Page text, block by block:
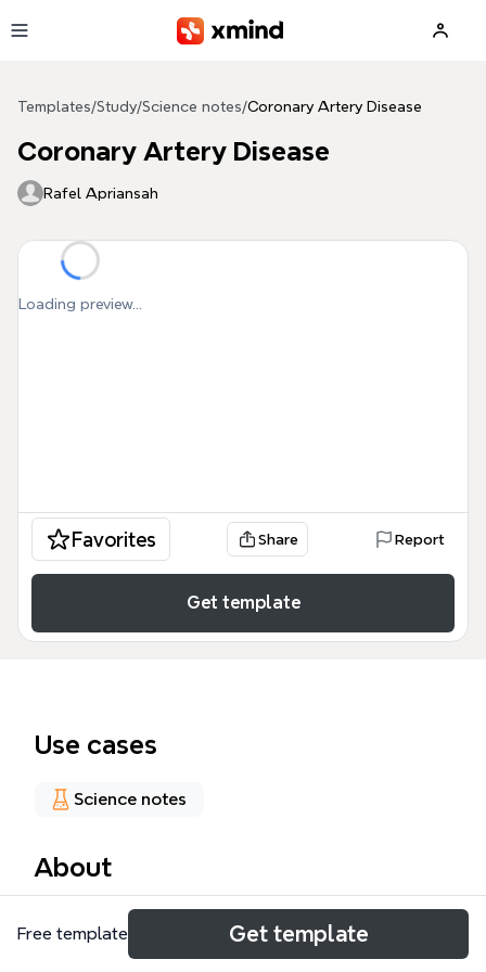
Templates/Study/Science notes/Coronary Artery Disease
Coronary Artery Disease
Rafel Apriansah
Loading preview...
Favorites Share Report
Get template
Use cases
Science notes
About
Peta pikiran Coronary Artery Disease ini mencakup
57 node yang membahas etiologi, faktor risiko,
Free template Get template